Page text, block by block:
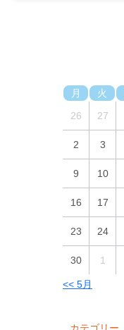
月
火
26
27
2 3
9 10
16 17
23 24
30 1
<< 5月